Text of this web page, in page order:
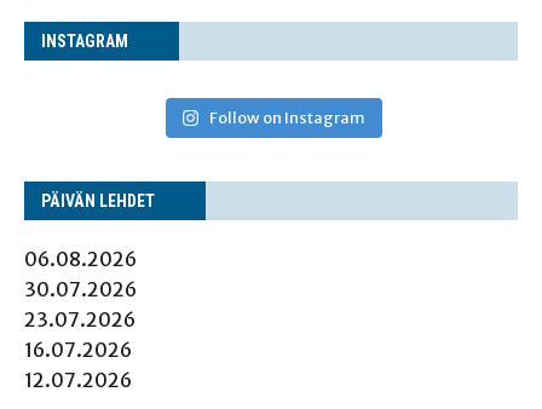
INS­TA­GRAM
Follow on Instagram
PÄI­VÄN LEHDET
06.08.2026
30.07.2026
23.07.2026
16.07.2026
12.07.2026